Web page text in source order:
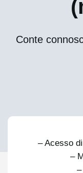
Conte
– Acesso
–